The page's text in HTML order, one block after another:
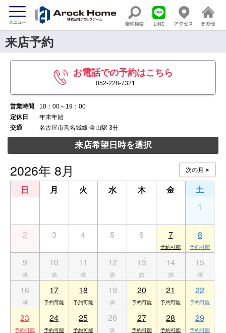
来店予約
お電話での予約はこちら
052-228-7321
営業時間
10：00～19：00
定休日
年末年始
交通
名古屋市営名城線 金山駅 3分
来店希望日時を選択
2026年 8月
日 月 火 水 木 金
土
1
2 3 4 5 6 7 8
9 10 11 12 13 14 15
16 17 18 19 20 21 22
23 24 25 26 27 28 29